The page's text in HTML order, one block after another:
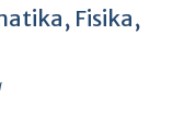
Fisika,